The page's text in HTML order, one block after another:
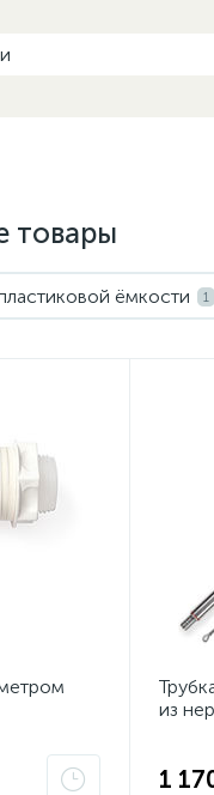
товары
ёмкости 1
из
1